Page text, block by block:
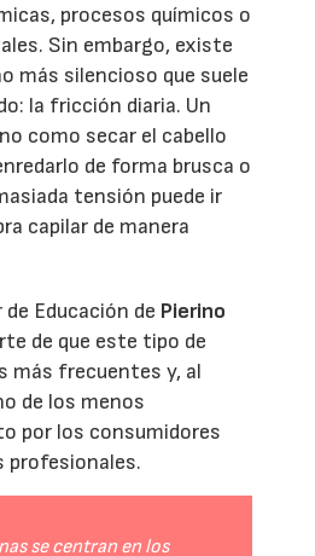
procesos químicos o
Sin embargo, existe
más silencioso que suele
la fricción diaria. Un
como secar el cabello
de forma brusca o
tensión puede ir
capilar de manera
Educación de Pierino
de que este tipo de
más frecuentes y, al
de los menos
por los consumidores
profesionales.
se centran en los